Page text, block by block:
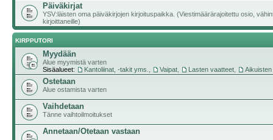
Päiväkirjat
YSV:läisten oma päiväkirjojen kirjoituspaikka. (Viestimäärärajoitettu osio,
kirjoittaneille)
KIRPPUTORI
Myydään
Alue myymistä varten
Sisäalueet:
Kantoliinat, -takit yms. Vaipat Lasten vaatteet
Ostetaan
Alue ostamista varten
Vaihdetaan
Tänne vaihtoilmoitukset
Annetaan/Otetaan vastaan